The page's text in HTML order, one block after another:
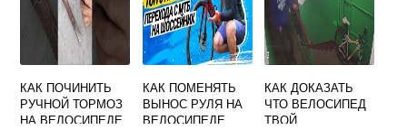
КАК ПОЧИНИТЬ
РУЧНОЙ ТОРМОЗ
НА ВЕЛОСИПЕДЕ
КАК ПОМЕНЯТЬ
ВЫНОС РУЛЯ НА
ВЕЛОСИПЕДЕ
КАК ДОКАЗАТЬ
ЧТО ВЕЛОСИПЕД
ТВОЙ